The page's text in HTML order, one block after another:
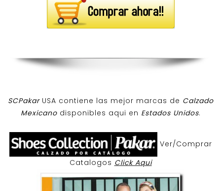
SCPakar USA contiene las mejor marcas de Calzado
Mexicanodisponibles aqui en Estados Unidos.
Ver/Comprar
Catalogos Click Aqui